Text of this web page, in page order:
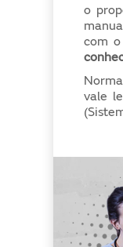
o
com
vale